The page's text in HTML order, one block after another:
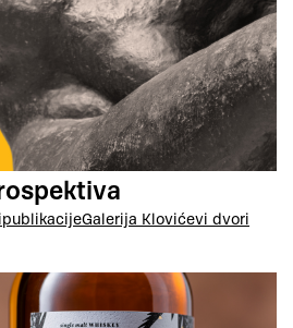
publikacijeGalerija Klovićevi dvori